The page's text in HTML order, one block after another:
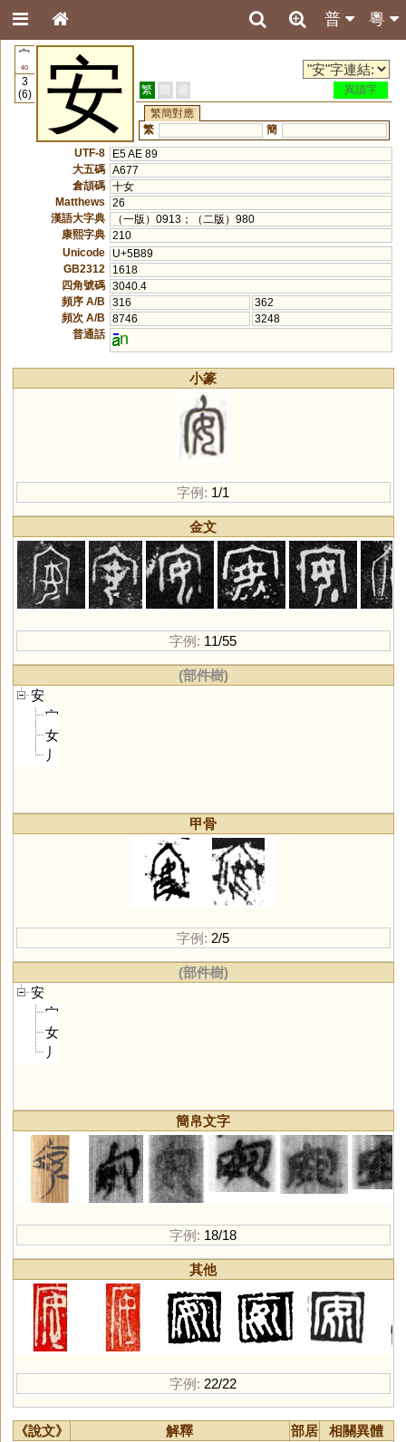
粵
普
宀
40
3
(6)
安 繁 簡 港
異讀字
繁簡對應
繁
簡
UTF-8
E5 AE 89
大五碼 A677
倉頡碼 十女
Matthews
26
漢語大字典
（一版）0913；（二版）980
康熙字典 210
Unicode
U+5B89
GB2312
1618
四角號碼 3040.4
頻序 A/B
316
362
頻次 A/B
8746
3248
普通話
n
小篆
字例: 1/1
金文
字例: 11/55
(部件樹)
安
宀
女
丿
甲骨
字例: 2/5
(部件樹)
安
宀
女
丿
簡帛文字
字例: 18/18
其他
字例: 22/22
《說文》 解釋 部居
相關異體